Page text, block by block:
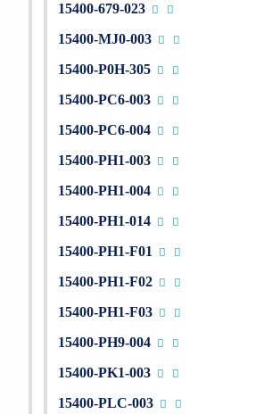
15400-679-023
15400-MJ0-003
15400-P0H-305
15400-PC6-003
15400-PC6-004
15400-PH1-003
15400-PH1-004
15400-PH1-014
15400-PH1-F01
15400-PH1-F02
15400-PH1-F03
15400-PH9-004
15400-PK1-003
15400-PLC-003